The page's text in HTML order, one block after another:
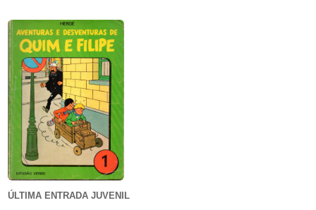
ÚLTIMA ENTRADA JUVENIL